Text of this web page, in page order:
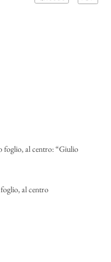
foglio, al centro: “Giulio
al centro